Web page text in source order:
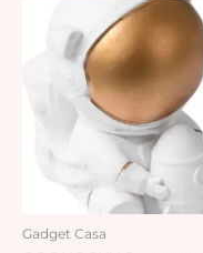
Gadget Casa